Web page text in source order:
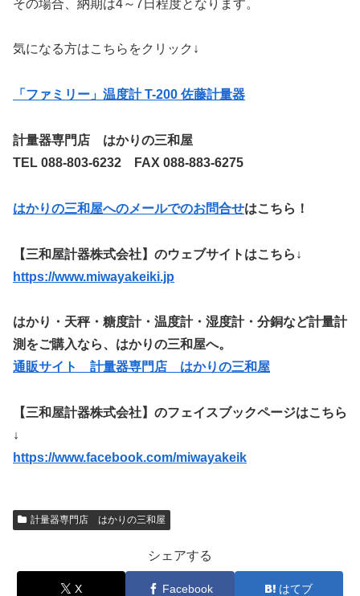
その場合、納期は4～7日程度となります。
気になる方はこちらをクリック↓
「ファミリー」温度計 T-200 佐藤計量器
計量器専門店 はかりの三和屋
TEL 088-803-6232 FAX 088-883-6275
はかりの三和屋へのメールでのお問合せはこちら！
【三和屋計器株式会社】のウェブサイトはこちら↓
https://www.miwayakeiki.jp
はかり・天秤・糖度計・温度計・湿度計・分銅など計量計
測をご購入なら、はかりの三和屋へ。
通販サイト 計量器専門店 はかりの三和屋
【三和屋計器株式会社】のフェイスブックページはこちら
↓
https://www.facebook.com/miwayakeik
計量器専門店 はかりの三和屋
シェアする
X Facebook はてブ